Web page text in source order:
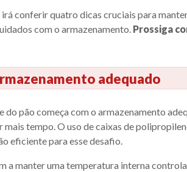
conferir quatro dicas cruciais para
com o armazenamento. Prossiga
adequado
do pão começa com o armazenamento
tempo. O uso de caixas de
eficiente para esse desafio.
a manter uma temperatura interna